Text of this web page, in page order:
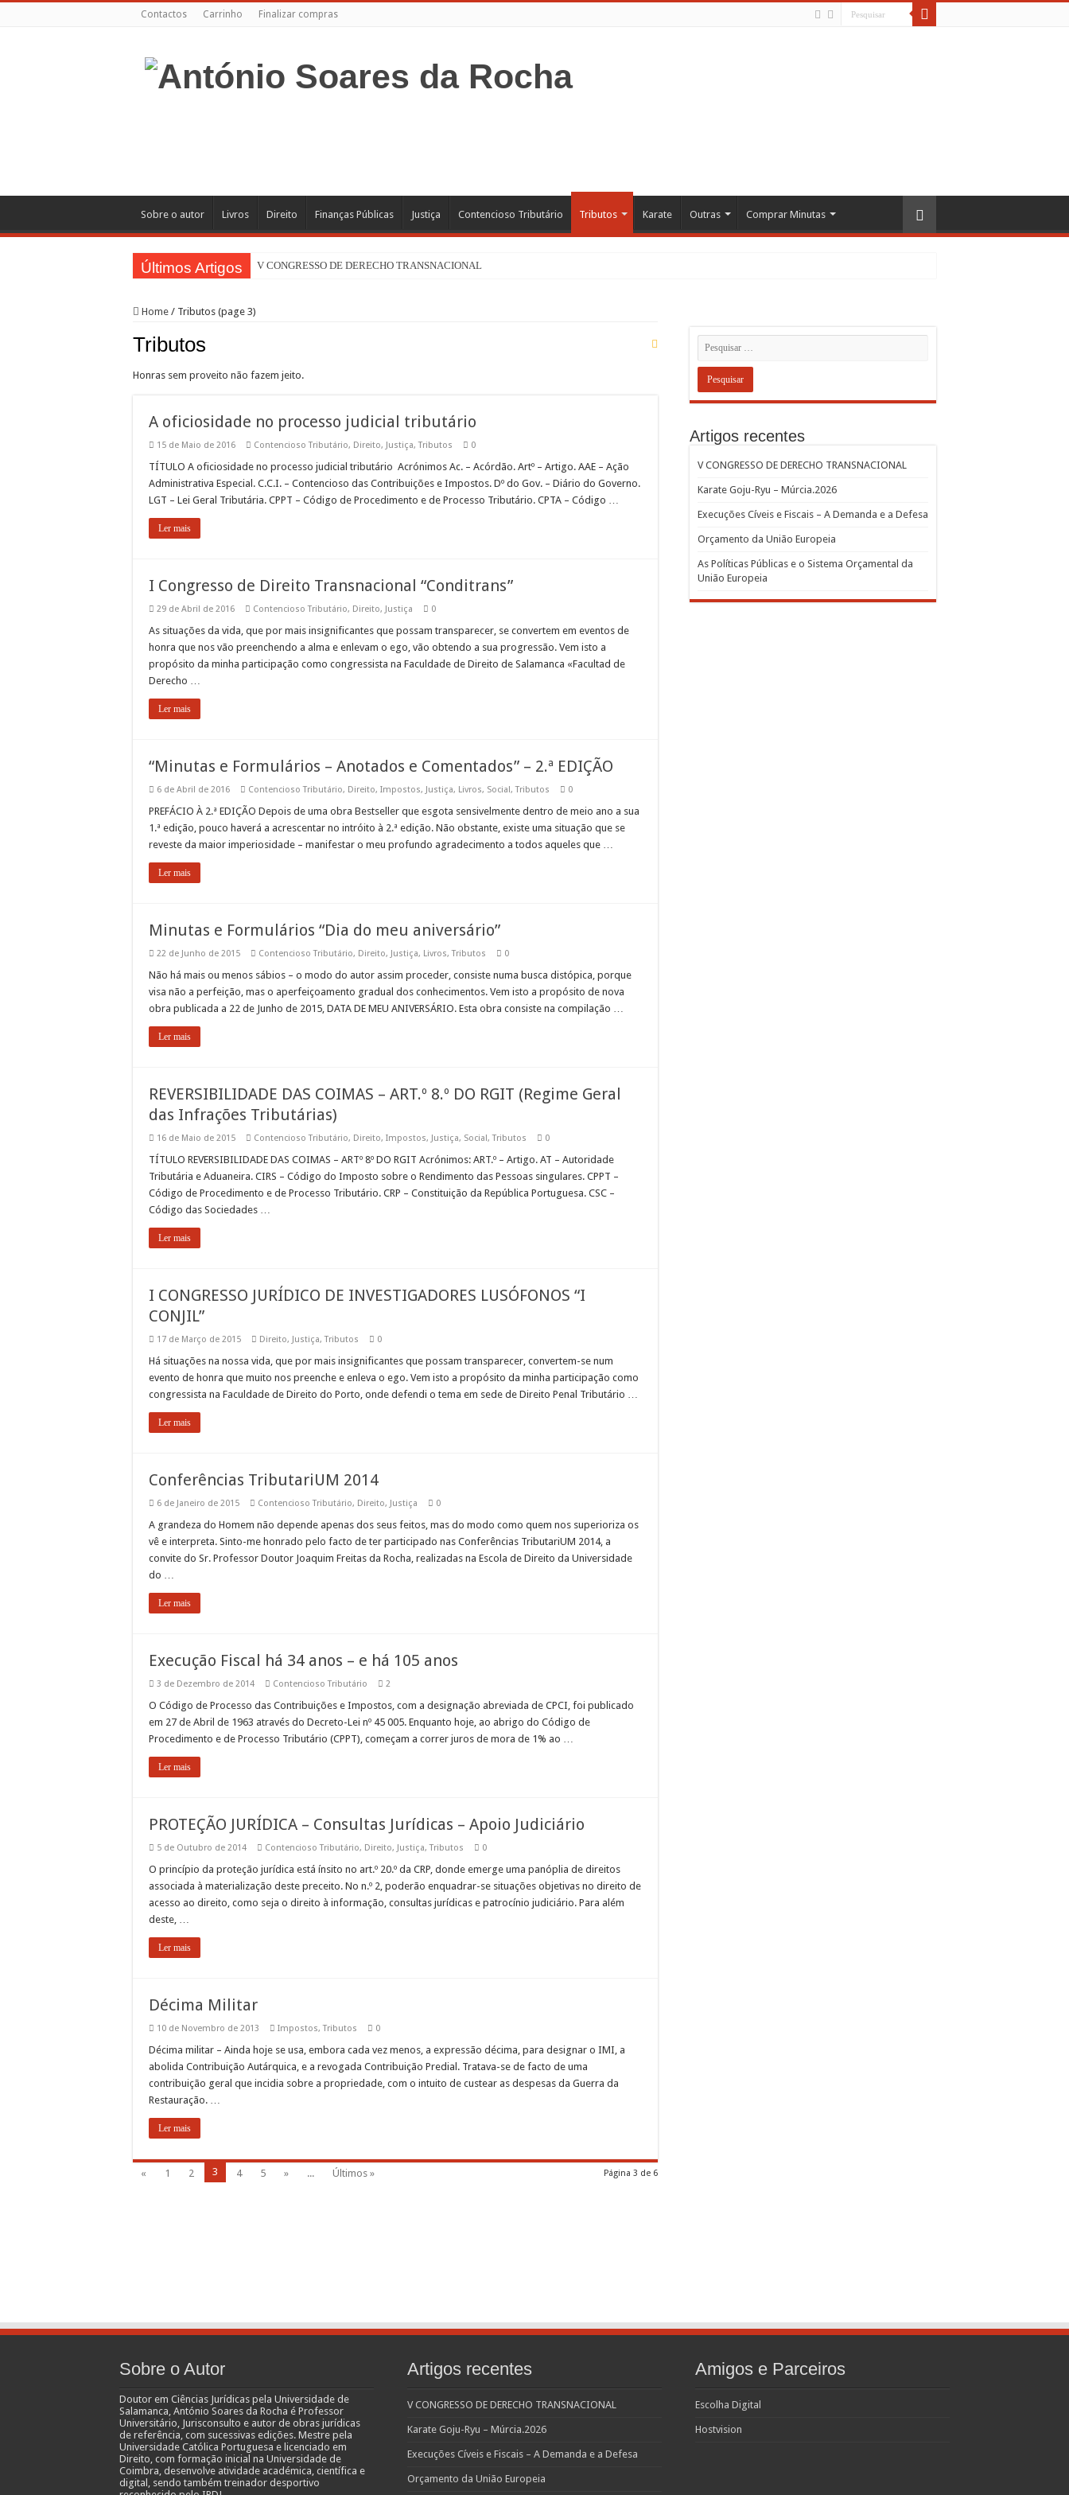
Contactos Carrinho Finalizar compras
Sobre o autor Livros Direito Finanças Públicas Justiça Contencioso Tributário Tributos Karate Outras Comprar Minutas
Últimos Artigos V CONGRESSO DE DERECHO TRANSNACIONAL
Home / Tributos (page 3)
Tributos
Honras sem proveito não fazem jeito.
A oficiosidade no processo judicial tributário
15 de Maio de 2016 Contencioso Tributário, Direito, Justiça,Tributos 0
TÍTULO A oficiosidade no processo judicial tributário Acrónimos Ac. – Acórdão. Artº – Artigo. AAE – Ação
Administrativa Especial. C.C.I. – Contencioso das Contribuições e Impostos. Dº do Gov. – Diário do Governo.
LGT – Lei Geral Tributária. CPPT – Código de Procedimento e de Processo Tributário. CPTA – Código …
Ler mais
I Congresso de Direito Transnacional “Conditrans”
29 de Abril de 2016 Contencioso Tributário, Direito, Justiça 0
As situações da vida, que por mais insignificantes que possam transparecer, se convertem em eventos de
honra que nos vão preenchendo a alma e enlevam o ego, vão obtendo a sua progressão. Vem isto a
propósito da minha participação como congressista na Faculdade de Direito de Salamanca «Facultad de
Derecho …
Ler mais
“Minutas e Formulários – Anotados e Comentados” – 2.ª EDIÇÃO
6 de Abril de 2016 Contencioso Tributário, Direito, Impostos, Justiça, Livros, Social ,Tributos 0
PREFÁCIO À 2.ª EDIÇÃO Depois de uma obra Bestseller que esgota sensivelmente dentro de meio ano a sua
1.ª edição, pouco haverá a acrescentar no intróito à 2.ª edição. Não obstante, existe uma situação que se
reveste da maior imperiosidade – manifestar o meu profundo agradecimento a todos aqueles que …
Ler mais
Minutas e Formulários “Dia do meu aniversário”
22 de Junho de 2015 Contencioso Tributário, Direito, Justiça, Livros,Tributos 0
Não há mais ou menos sábios – o modo do autor assim proceder, consiste numa busca distópica, porque
visa não a perfeição, mas o aperfeiçoamento gradual dos conhecimentos. Vem isto a propósito de nova
obra publicada a 22 de Junho de 2015, DATA DE MEU ANIVERSÁRIO. Esta obra consiste na compilação …
Ler mais
REVERSIBILIDADE DAS COIMAS – ART.º 8.º DO RGIT (Regime Geral
das Infrações Tributárias)
16 de Maio de 2015 Contencioso Tributário, Direito, Impostos, Justiça, Social ,Tributos 0
TÍTULO REVERSIBILIDADE DAS COIMAS – ARTº 8º DO RGIT Acrónimos: ART.º – Artigo. AT – Autoridade
Tributária e Aduaneira. CIRS – Código do Imposto sobre o Rendimento das Pessoas singulares. CPPT –
Código de Procedimento e de Processo Tributário. CRP – Constituição da República Portuguesa. CSC –
Código das Sociedades …
Ler mais
I CONGRESSO JURÍDICO DE INVESTIGADORES LUSÓFONOS “I
CONJIL”
17 de Março de 2015 Direito, Justiça,Tributos 0
Há situações na nossa vida, que por mais insignificantes que possam transparecer, convertem-se num
evento de honra que muito nos preenche e enleva o ego. Vem isto a propósito da minha participação como
congressista na Faculdade de Direito do Porto, onde defendi o tema em sede de Direito Penal Tributário …
Ler mais
Conferências TributariUM 2014
6 de Janeiro de 2015 Contencioso Tributário, Direito, Justiça 0
A grandeza do Homem não depende apenas dos seus feitos, mas do modo como quem nos superioriza os
vê e interpreta. Sinto-me honrado pelo facto de ter participado nas Conferências TributariUM 2014, a
convite do Sr. Professor Doutor Joaquim Freitas da Rocha, realizadas na Escola de Direito da Universidade
do …
Ler mais
Execução Fiscal há 34 anos – e há 105 anos
3 de Dezembro de 2014 Contencioso Tributário 2
O Código de Processo das Contribuições e Impostos, com a designação abreviada de CPCI, foi publicado
em 27 de Abril de 1963 através do Decreto-Lei nº 45 005. Enquanto hoje, ao abrigo do Código de
Procedimento e de Processo Tributário (CPPT), começam a correr juros de mora de 1% ao …
Ler mais
PROTEÇÃO JURÍDICA – Consultas Jurídicas – Apoio Judiciário
5 de Outubro de 2014 Contencioso Tributário, Direito, Justiça,Tributos 0
O princípio da proteção jurídica está ínsito no art.º 20.º da CRP, donde emerge uma panóplia de direitos
associada à materialização deste preceito. No n.º 2, poderão enquadrar-se situações objetivas no direito de
acesso ao direito, como seja o direito à informação, consultas jurídicas e patrocínio judiciário. Para além
deste, …
Ler mais
Décima Militar
10 de Novembro de 2013 Impostos,Tributos 0
Décima militar – Ainda hoje se usa, embora cada vez menos, a expressão décima, para designar o IMI, a
abolida Contribuição Autárquica, e a revogada Contribuição Predial. Tratava-se de facto de uma
contribuição geral que incidia sobre a propriedade, com o intuito de custear as despesas da Guerra da
Restauração. …
Ler mais
Página 3 de 6
« 1 2 3 4 5 » ... Últimos »
Artigos recentes
V CONGRESSO DE DERECHO TRANSNACIONAL
Karate Goju-Ryu – Múrcia.2026
Execuções Cíveis e Fiscais – A Demanda e a Defesa
Orçamento da União Europeia
As Políticas Públicas e o Sistema Orçamental da
União Europeia
Sobre o Autor
Doutor em Ciências Jurídicas pela Universidade de
Salamanca, António Soares da Rocha é Professor
Universitário, Jurisconsulto e autor de obras jurídicas
de referência, com sucessivas edições. Mestre pela
Universidade Católica Portuguesa e licenciado em
Direito, com formação inicial na Universidade de
Coimbra, desenvolve atividade académica, científica e
digital, sendo também treinador desportivo
Artigos recentes
V CONGRESSO DE DERECHO TRANSNACIONAL
Karate Goju-Ryu – Múrcia.2026
Execuções Cíveis e Fiscais – A Demanda e a Defesa
Orçamento da União Europeia
Amigos e Parceiros
Escolha Digital
Hostvision